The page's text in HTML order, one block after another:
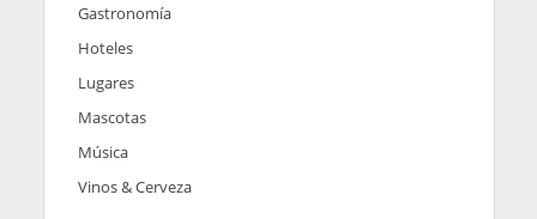
Gastronomía
Hoteles
Lugares
Mascotas
Música
Vinos & Cerveza